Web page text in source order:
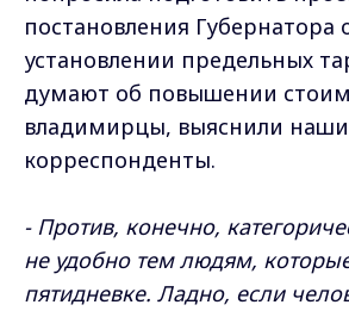
постановления Губернатора
установлении предельных
думают об повышении
владимирцы, выяснили наши
корреспонденты.
- Против, конечно,
не удобно тем людям,
пятидневке. Ладно, если